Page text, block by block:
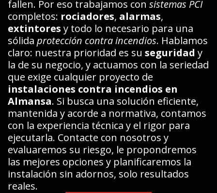
fallen. Por eso trabajamos con sistemas PCI
completos: rociadores, alarmas,
extintores y todo lo necesario para una
sólida protección contra incendios. Hablamos
claro: nuestra prioridad es su seguridad y
la de su negocio, y actuamos con la seriedad
que exige cualquier proyecto de
instalaciones contra incendios en
Almansa. Si busca una solución eficiente,
mantenida y acorde a normativa, contamos
con la experiencia técnica y el rigor para
ejecutarla. Contacte con nosotros y
evaluaremos su riesgo, le propondremos
las mejores opciones y planificaremos la
instalación sin adornos, solo resultados
reales.